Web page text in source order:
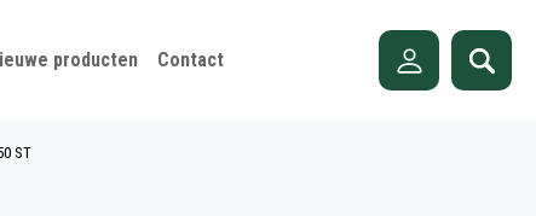
producten Contact
ST